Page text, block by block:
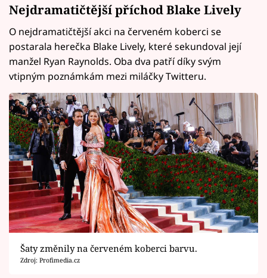
Nejdramatičtější příchod Blake Lively
O nejdramatičtější akci na červeném koberci se
postarala herečka Blake Lively, které sekundoval její
manžel Ryan Raynolds. Oba dva patří díky svým
vtipným poznámkám mezi miláčky Twitteru.
Šaty změnily na červeném koberci barvu.
Zdroj: Profimedia.cz